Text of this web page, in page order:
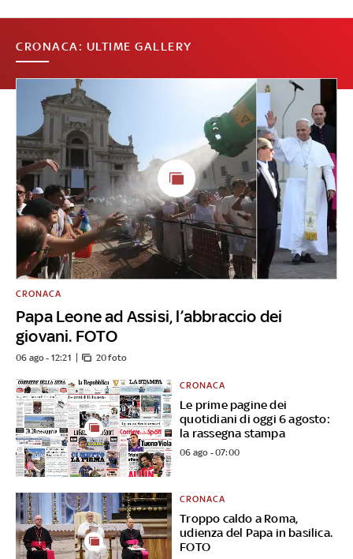
CRONACA: ULTIME GALLERY
Papa Leone ad Assisi, l’abbraccio dei
giovani. FOTO
CRONACA
06 ago - 12:21 20 foto
Le prime pagine dei
quotidiani di oggi 6 agosto:
la rassegna stampa
CRONACA
06 ago - 07:00
Troppo caldo a Roma,
udienza del Papa in basilica.
FOTO
CRONACA